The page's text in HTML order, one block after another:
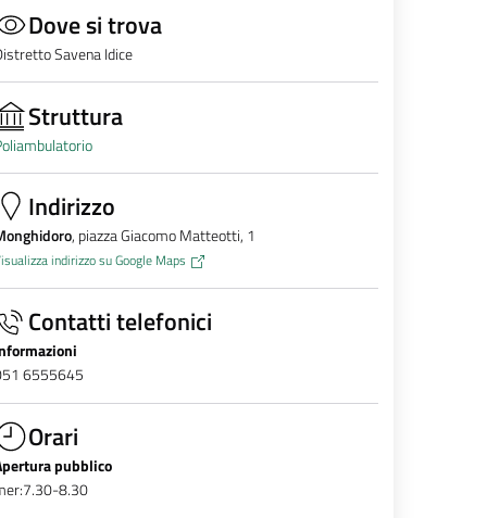
Dove si trova
Savena Idice
Struttura
Indirizzo
, piazza Giacomo Matteotti, 1
indirizzo su Google Maps
Contatti telefonici
6555645
Orari
pubblico
8.30